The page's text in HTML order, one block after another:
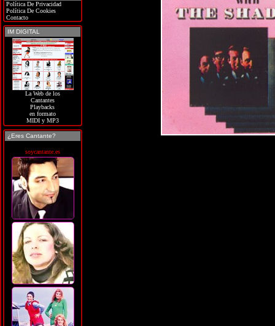
Política De Privacidad
Política De Cookies
Contacto
IM DIGITAL
La Web de los
Cantantes
Playbacks
en formato
MIDI y MP3
¿Eres Cantante?
soycantante.es